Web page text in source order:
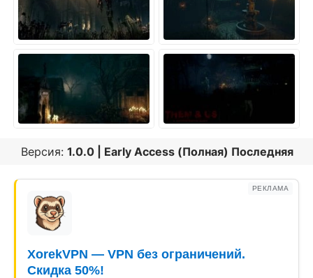
Версия: 1.0.0 | Early Access (Полная) Последняя
РЕКЛАМА
XorekVPN — VPN без ограничений.
Скидка 50%!